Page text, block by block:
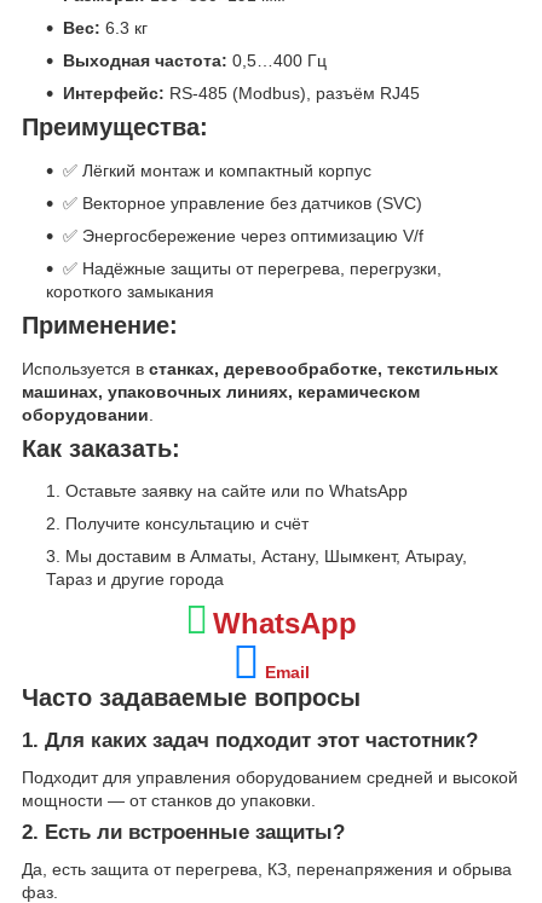
Вес: 6.3 кг
Выходная частота: 0,5…400 Гц
Интерфейс: RS-485 (Modbus), разъём RJ45
Преимущества:
✅ Лёгкий монтаж и компактный корпус
✅ Векторное управление без датчиков (SVC)
✅ Энергосбережение через оптимизацию V/f
✅ Надёжные защиты от перегрева, перегрузки,
короткого замыкания
Применение:
Используется в станках, деревообработке, текстильных
машинах, упаковочных линиях, керамическом
оборудовании
Как заказать:
Оставьте заявку на сайте или по WhatsApp
Получите консультацию и счёт
Мы доставим в Алматы, Астану, Шымкент, Атырау,
Тараз и другие города
WhatsApp
Email
Часто задаваемые вопросы
1. Для каких задач подходит этот частотник?
Подходит для управления оборудованием средней и высокой
мощности — от станков до упаковки.
2. Есть ли встроенные защиты?
Да, есть защита от перегрева, КЗ, перенапряжения и обрыва
фаз.